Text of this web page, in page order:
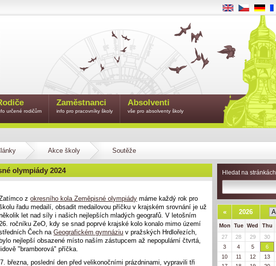
Akce školy Soutěže
olympiády 2024
zokresního kola Zeměpisné olympiády máme každý rok pro
řadu medailí, obsadit medailovou příčku v krajském srovnání je už
let nad síly i našich nejlepších mladých geografů. V letošním
ročníku ZeO, kdy se snad poprvé krajské kolo konalo mimo území
Čech naGeografickém gymnáziu v pražských Hrdlořezích,
bylo nejlepší obsazené místo naším zástupcem až nepopulární čtvrtá,
lidově "bramborová" příčka.
března, poslední den před velikonočními prázdninami, vypravili tři
Hledat na stránkách
« 2026
Mon Tue Wed Thu
27
28 29 30
3
4 5 6
10
11 12 13
určené rodičům
Zaměstnanci
info pro pracovníky školy
Absolventi
vše pro absolventy školy
EN CS DE